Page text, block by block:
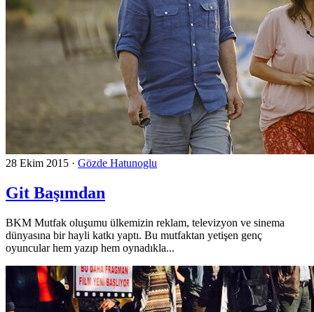
28 Ekim 2015 · Gözde Hatunoglu
Git Başımdan
BKM Mutfak oluşumu ülkemizin reklam, televizyon ve sinema
dünyasına bir hayli katkı yaptı. Bu mutfaktan yetişen genç
oyuncular hem yazıp hem oynadıkla...